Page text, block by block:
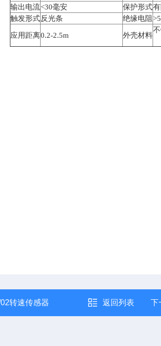
输出电流<30毫安 保护形式
触发形式 反光条 绝缘电阻
应用距离0.2-2.5m 外壳材料
转速传感器 返回列表 下